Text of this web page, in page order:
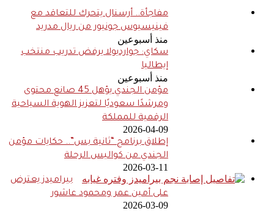
مفاجأة.. أرسنال يتحرك للتعاقد مع
فينيسيوس جونيور من ريال مدريد
منذ أسبوعين
سكاي: جوارديولا يرفض تدريب منتخب
إيطاليا
منذ أسبوعين
مؤمن الجندي يؤهل 45 صانع محتوى
ومرشدًا سعوديًا لتعزيز الهوية السياحية
الرقمية للمملكة
2026-04-09
إطلاق برنامج “ثانية بس”.. حكايات مؤمن
الجندي من كواليس الرحلة
2026-03-11
بيراميدز يعترض
على أمين عمر ومحمود عاشور
2026-03-09